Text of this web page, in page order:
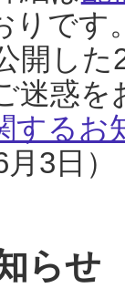
りです
開し
迷惑
するお
3日）
らせ